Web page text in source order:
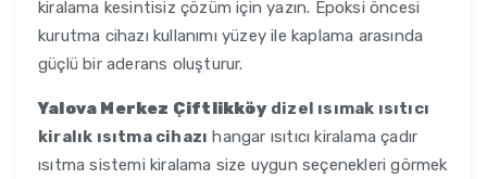
kiralama kesintisiz çözüm için yazın. Epoksi öncesi
kurutma cihazı kullanımı yüzey ile kaplama arasında
güçlü bir aderans oluşturur.
Yalova Merkez Çiftlikköydizel ısımak ısıtıcı
kiralık ısıtma cihazı hangar ısıtıcı kiralama çadır
ısıtma sistemi kiralama size uygun seçenekleri görmek